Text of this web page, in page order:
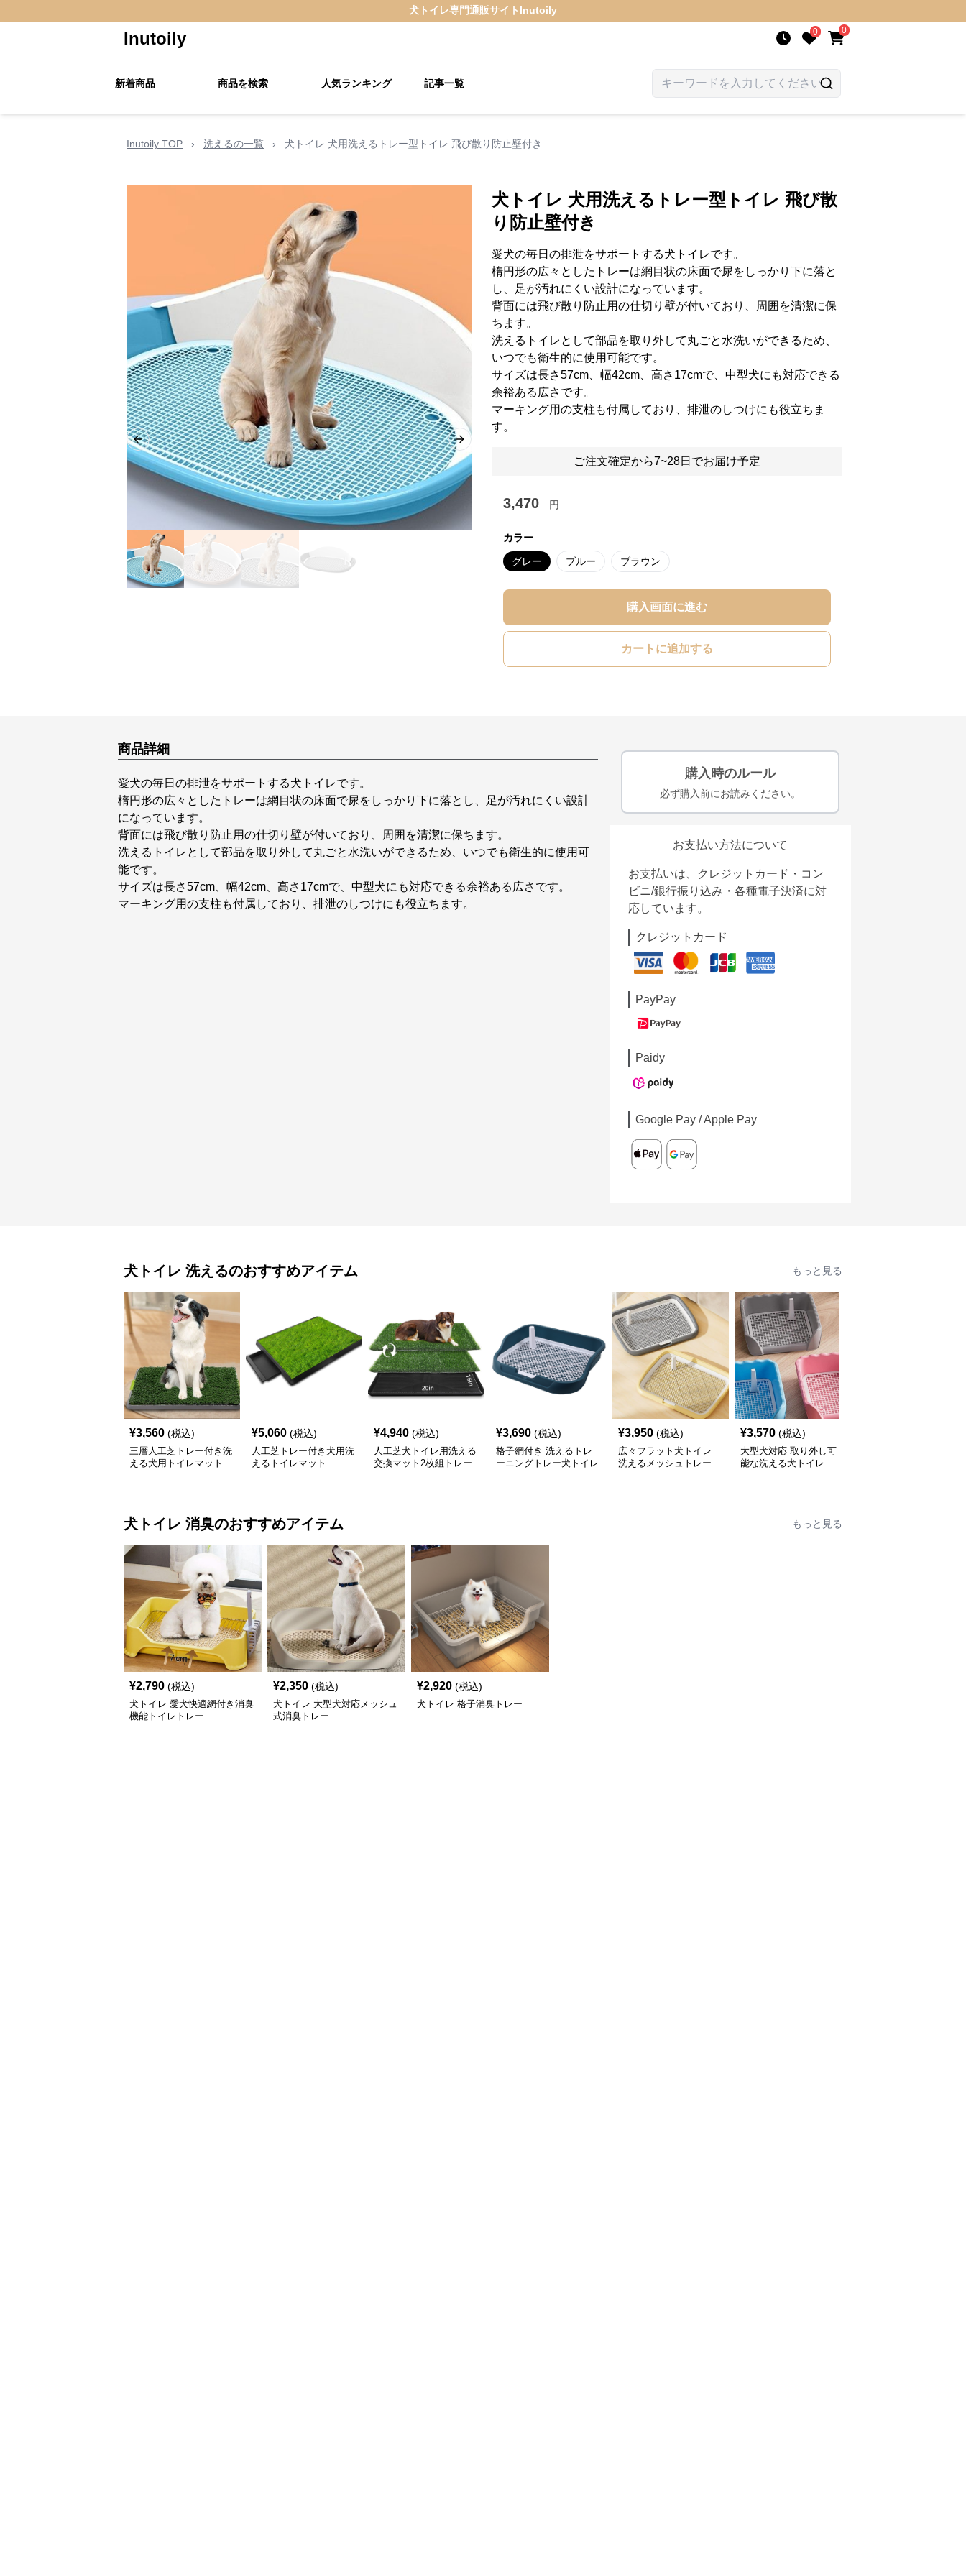
犬トイレ専門通販サイト Inutoily
Inutoily 0 0
新着商品 商品を検索 人気ランキング 記事一覧
Inutoily TOP › 洗えるの一覧 › 犬トイレ 犬用洗えるトレー型トイレ 飛び散り防止壁付き
Previous slide Next slide
犬トイレ 犬用洗えるトレー型トイレ 飛び散
り防止壁付き
愛犬の毎日の排泄をサポートする犬トイレです。
楕円形の広々としたトレーは網目状の床面で尿をしっかり下に落と
し、足が汚れにくい設計になっています。
背面には飛び散り防止用の仕切り壁が付いており、周囲を清潔に保
ちます。
洗えるトイレとして部品を取り外して丸ごと水洗いができるため、
いつでも衛生的に使用可能です。
サイズは長さ57cm、幅42cm、高さ17cmで、中型犬にも対応できる
余裕ある広さです。
マーキング用の支柱も付属しており、排泄のしつけにも役立ちま
す。
ご注文確定から7~28日でお届け予定
3,470 円
カラー
グレー ブルー ブラウン
購入画面に進む
カートに追加する
商品詳細
愛犬の毎日の排泄をサポートする犬トイレです。
楕円形の広々としたトレーは網目状の床面で尿をしっかり下に落とし、足が汚れにくい設計
になっています。
背面には飛び散り防止用の仕切り壁が付いており、周囲を清潔に保ちます。
洗えるトイレとして部品を取り外して丸ごと水洗いができるため、いつでも衛生的に使用可
能です。
サイズは長さ57cm、幅42cm、高さ17cmで、中型犬にも対応できる余裕ある広さです。
マーキング用の支柱も付属しており、排泄のしつけにも役立ちます。
購入時のルール
必ず購入前にお読みください。
お支払い方法について
お支払いは、クレジットカード・コン
ビニ/銀行振り込み・各種電子決済に対
応しています。
クレジットカード
PayPay
Paidy
Google Pay / Apple Pay
犬トイレ 洗えるのおすすめアイテム もっと見る
¥3,560 (税込)
三層人工芝トレー付き洗
える犬用トイレマット
¥5,060 (税込)
人工芝トレー付き犬用洗
えるトイレマット
¥4,940 (税込)
人工芝犬トイレ用洗える
交換マット2枚組トレー
¥3,690 (税込)
格子網付き 洗えるトレ
ーニングトレー犬トイレ
¥3,950 (税込)
広々フラット犬トイレ
洗えるメッシュトレー
¥3,570 (税込)
大型犬対応 取り外し可
能な洗える犬トイレ
犬トイレ 消臭のおすすめアイテム もっと見る
¥2,790 (税込)
犬トイレ 愛犬快適網付き消臭
機能トイレトレー
¥2,350 (税込)
犬トイレ 大型犬対応メッシュ
式消臭トレー
¥2,920 (税込)
犬トイレ 格子消臭トレー